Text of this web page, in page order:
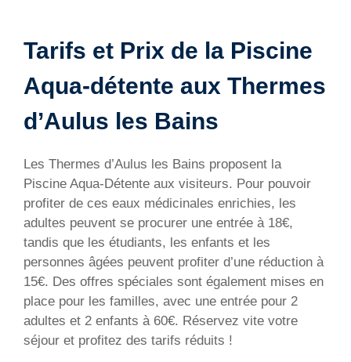
Tarifs et Prix de la Piscine
Aqua-détente aux Thermes
d’Aulus les Bains
Les Thermes d’Aulus les Bains proposent la
Piscine Aqua-Détente aux visiteurs. Pour pouvoir
profiter de ces eaux médicinales enrichies, les
adultes peuvent se procurer une entrée à 18€,
tandis que les étudiants, les enfants et les
personnes âgées peuvent profiter d’une réduction à
15€. Des offres spéciales sont également mises en
place pour les familles, avec une entrée pour 2
adultes et 2 enfants à 60€. Réservez vite votre
séjour et profitez des tarifs réduits !